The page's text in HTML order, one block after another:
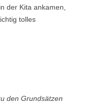
der Kita ankamen,
tolles
den Grundsätzen